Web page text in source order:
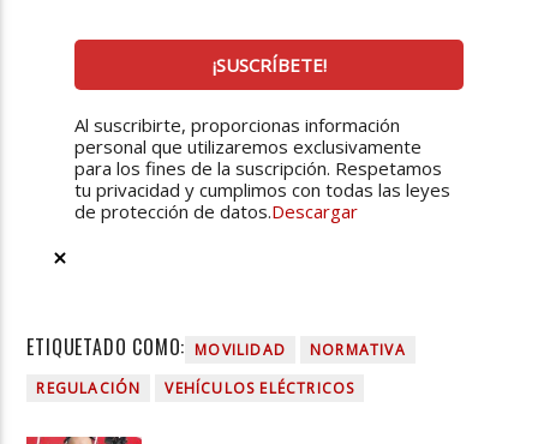
Al suscribirte, proporcionas información
personal que utilizaremos exclusivamente
para los fines de la suscripción. Respetamos
tu privacidad y cumplimos con todas las leyes
de protección de datos.Descargar
ETIQUETADO COMO: MOVILIDAD
NORMATIVA
REGULACIÓN
VEHÍCULOS ELÉCTRICOS